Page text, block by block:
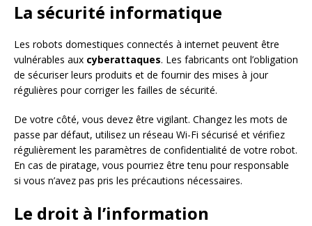
La sécurité informatique
Les robots domestiques connectés à internet peuvent être
vulnérables aux cyberattaques. Les fabricants ont l’obligation
de sécuriser leurs produits et de fournir des mises à jour
régulières pour corriger les failles de sécurité.
De votre côté, vous devez être vigilant. Changez les mots de
passe par défaut, utilisez un réseau Wi-Fi sécurisé et vérifiez
régulièrement les paramètres de confidentialité de votre robot.
En cas de piratage, vous pourriez être tenu pour responsable
si vous n’avez pas pris les précautions nécessaires.
Le droit à l’information